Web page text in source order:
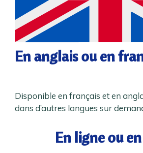
En anglais ou en
Disponible en français et en
dans d’autres langues sur
En ligne ou